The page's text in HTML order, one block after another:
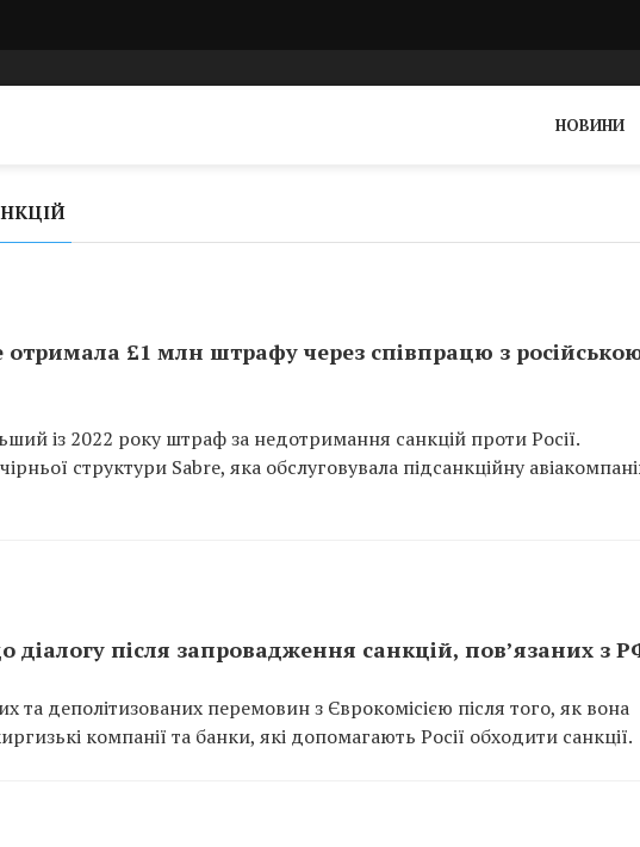
НОВИНИ
отримала £1 млн штрафу через співпрацю з
із 2022 року штраф за недотримання санкцій проти Росії.
структури Sabre, яка обслуговувала підсанкційну
діалогу після запровадження санкцій, пов’язаних з
та деполітизованих перемовин з Єврокомісією після того, як вона
компанії та банки, які допомагають Росії обходити санкції.